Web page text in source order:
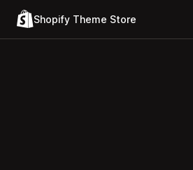
Shopify Theme Store